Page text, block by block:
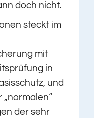
doch nicht.
steckt im
mit
in
und
„normalen“
der sehr